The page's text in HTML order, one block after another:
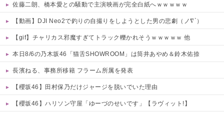
佐藤二朗、橋本愛との騒動で主演映画が完全白紙へｗｗｗｗｗ
【動画】DJI Neo2で釣りの自撮りをしようとした男の悲劇（ノ∇`）
【gif】チャリカス邪魔すぎてトラック轢かれそうｗｗｗｗｗ 他
本日8/6の乃木坂46「猫舌SHOWROOM」は筒井あやめ＆鈴木佑捺
長濱ねる、事務所移籍 フラーム所属を発表
【櫻坂46】田村保乃だけジャージを脱いでいた理由
【櫻坂46】ハリソン守屋「ゆーづのせいです」【ラヴィット!】